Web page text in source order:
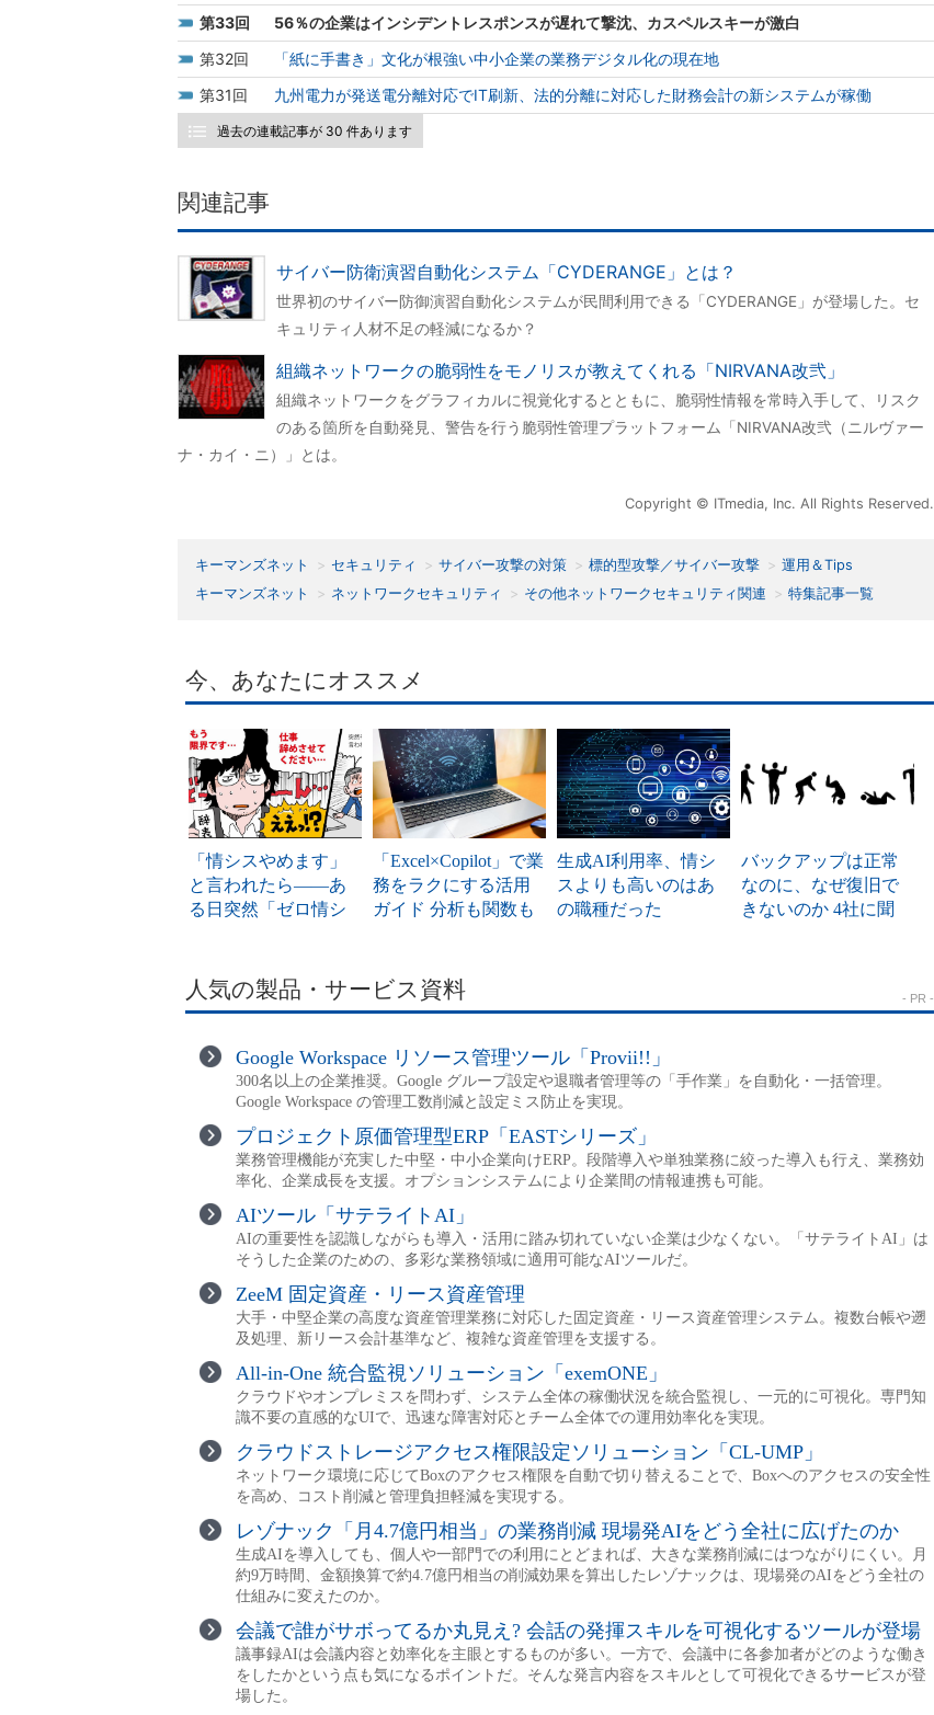
33
56％の企業はインシデントレスポンスが遅れて撃沈、カスペルスキーが激白
32
「紙に手書き」文化が根強い中小企業の業務デジタル化の現在地
31
九州電力が発送電分離対応でIT刷新、法的分離に対応した財務会計の新システムが稼働
過去の連載記事が 30 件あります
関連記事
サイバー防衛演習自動化システム「CYDERANGE」とは？
世界初のサイバー防御演習自動化システムが民間利用できる「CYDERANGE」が登場した。セ
キュリティ人材不足の軽減になるか？
組織ネットワークの脆弱性をモノリスが教えてくれる「NIRVANA改弐」
組織ネットワークをグラフィカルに視覚化するとともに、脆弱性情報を常時入手して、リスク
のある箇所を自動発見、警告を行う脆弱性管理プラットフォーム「NIRVANA改弐（ニルヴァー
ナ・カイ・ニ）」とは。
Copyright © ITmedia, Inc. All Rights Reserved.
キーマンズネット セキュリティ サイバー攻撃の対策 標的型攻撃／サイバー攻撃
運用＆Tips
キーマンズネット
ネットワークセキュリティ その他ネットワークセキュリティ関連 特集記事一覧